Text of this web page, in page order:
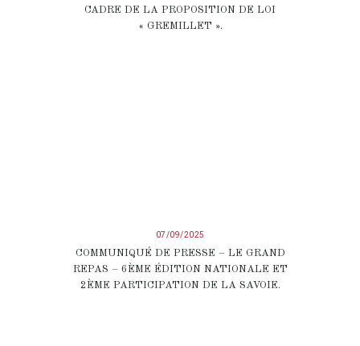
CADRE DE LA PROPOSITION DE LOI
« GREMILLET ».
07/09/2025
COMMUNIQUÉ DE PRESSE – LE GRAND
REPAS – 6ÈME ÉDITION NATIONALE ET
2ÈME PARTICIPATION DE LA SAVOIE.